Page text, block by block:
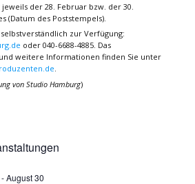
der 28. Februar bzw. der 30.
(Datum des Poststempels).
zur Verfügung:
oder 040-6688-4885. Das
weitere Informationen finden Sie unter
.
von Studio Hamburg)
August 30